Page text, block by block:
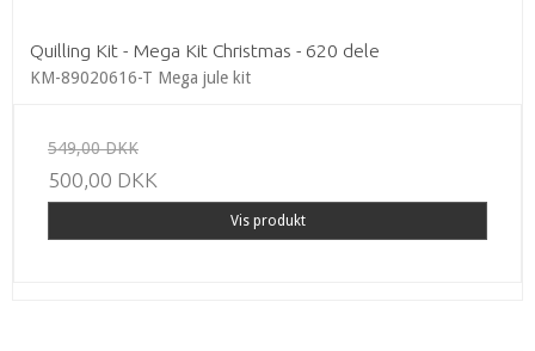
Quilling Kit - Mega Kit Christmas - 620 dele
KM-89020616-T Mega jule kit
549,00 DKK
500,00 DKK
Vis produkt